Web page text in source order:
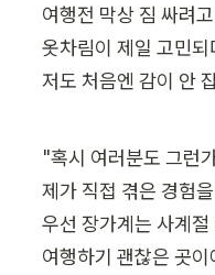
여행전 막상 짐 싸려
옷차림이 제일 고민되
저도 처음엔 감이 안
"혹시 여러분도 그런
제가 직접 겪은 경험
우선 장가계는 사계절
여행하기 괜찮은 곳이